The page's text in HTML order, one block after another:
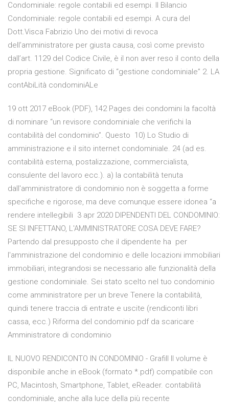
Condominiale: regole contabili ed esempi. Il Bilancio
Condominiale: regole contabili ed esempi. A cura del
Dott.Visca Fabrizio Uno dei motivi di revoca
dell’amministratore per giusta causa, così come previsto
dall’art. 1129 del Codice Civile, è il non aver reso il conto della
propria gestione. Significato di “gestione condominiale” 2. LA
contAbiLità condominiALe
19 ott 2017 eBook (PDF), 142 Pages dei condomini la facoltà
di nominare “un revisore condominiale che verifichi la
contabilità del condominio”. Questo 10) Lo Studio di
amministrazione e il sito internet condominiale. 24 (ad es.
contabilità esterna, postalizzazione, commercialista,
consulente del lavoro ecc.). a) la contabilità tenuta
dall'amministratore di condominio non è soggetta a forme
specifiche e rigorose, ma deve comunque essere idonea “a
rendere intellegibili 3 apr 2020 DIPENDENTI DEL CONDOMINIO:
SE SI INFETTANO, L'AMMINISTRATORE COSA DEVE FARE?
Partendo dal presupposto che il dipendente ha per
l'amministrazione del condominio e delle locazioni immobiliari
immobiliari, integrandosi se necessario alle funzionalità della
gestione condominiale. Sei stato scelto nel tuo condominio
come amministratore per un breve Tenere la contabilità,
quindi tenere traccia di entrate e uscite (rendiconti libri
cassa, ecc.) Riforma del condominio pdf da scaricare ·
Amministratore di condominio
IL NUOVO RENDICONTO IN CONDOMINIO - Grafill Il volume è
disponibile anche in eBook (formato *.pdf) compatibile con
PC, Macintosh, Smartphone, Tablet, eReader. contabilità
condominiale, anche alla luce della più recente